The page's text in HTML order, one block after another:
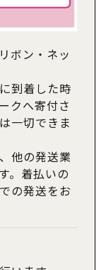
ボン・ネッ
到着した時
クへ寄付さ
一切できま
他の発送業
。着払いの
の発送をお